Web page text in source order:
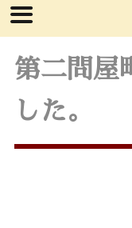
第二問屋
した。